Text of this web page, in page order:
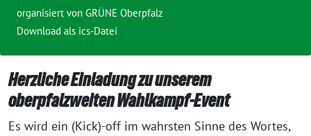
Herzliche Einladung zu unserem
oberpfalzweiten Wahlkampf-Event
Es wird ein (Kick)-off im wahrsten Sinne des Wortes,
organisiert von GRÜNE Oberpfalz
Download als ics-Datei